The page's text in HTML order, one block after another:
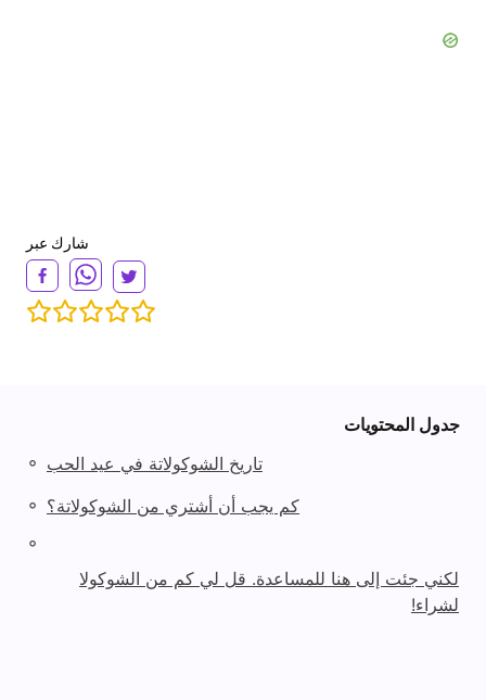
شارك عبر
جدول المحتويات
◦ تاريخ الشوكولاتة في عيد الحب
◦ كم يجب أن أشتري من الشوكولاتة؟
◦
لكني جئت إلى هنا للمساعدة. قل لي كم من الشوكولا
لشراء!